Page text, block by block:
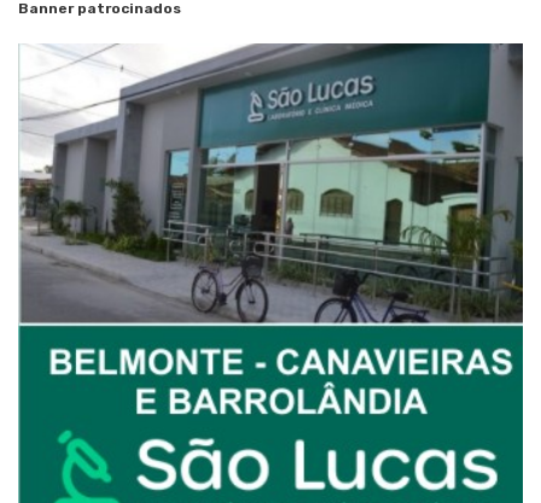
Banner patrocinados